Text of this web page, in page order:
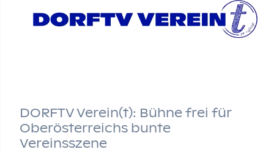
DORFTV Verein(t): Bühne frei für
Oberösterreichs bunte
Vereinsszene